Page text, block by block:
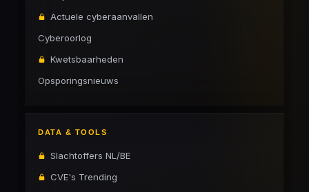
Actuele cyberaanvallen
Cyberoorlog
Kwetsbaarheden
Opsporingsnieuws
DATA & TOOLS
Slachtoffers NL/BE
CVE's Trending